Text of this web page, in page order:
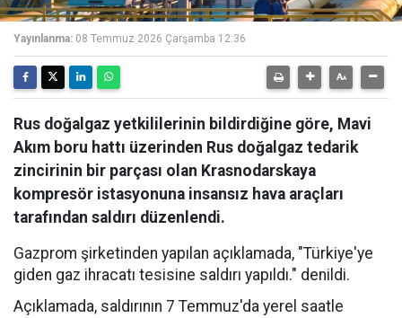
Yayınlanma: 08 Temmuz 2026 Çarşamba 12:36
Rus doğalgaz yetkililerinin bildirdiğine göre, Mavi
Akım boru hattı üzerinden Rus doğalgaz tedarik
zincirinin bir parçası olan Krasnodarskaya
kompresör istasyonuna insansız hava araçları
tarafından saldırı düzenlendi.
Gazprom şirketinden yapılan açıklamada, "Türkiye'ye
giden gaz ihracatı tesisine saldırı yapıldı." denildi.
Açıklamada, saldırının 7 Temmuz'da yerel saatle